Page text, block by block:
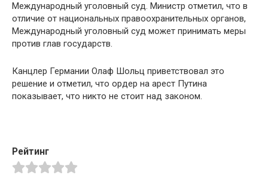
Международный уголовный суд. Министр отметил, что в
отличие от национальных правоохранительных органов,
Международный уголовный суд может принимать меры
против глав государств.
Канцлер Германии Олаф Шольц приветствовал это
решение и отметил, что ордер на арест Путина
показывает, что никто не стоит над законом.
Рейтинг